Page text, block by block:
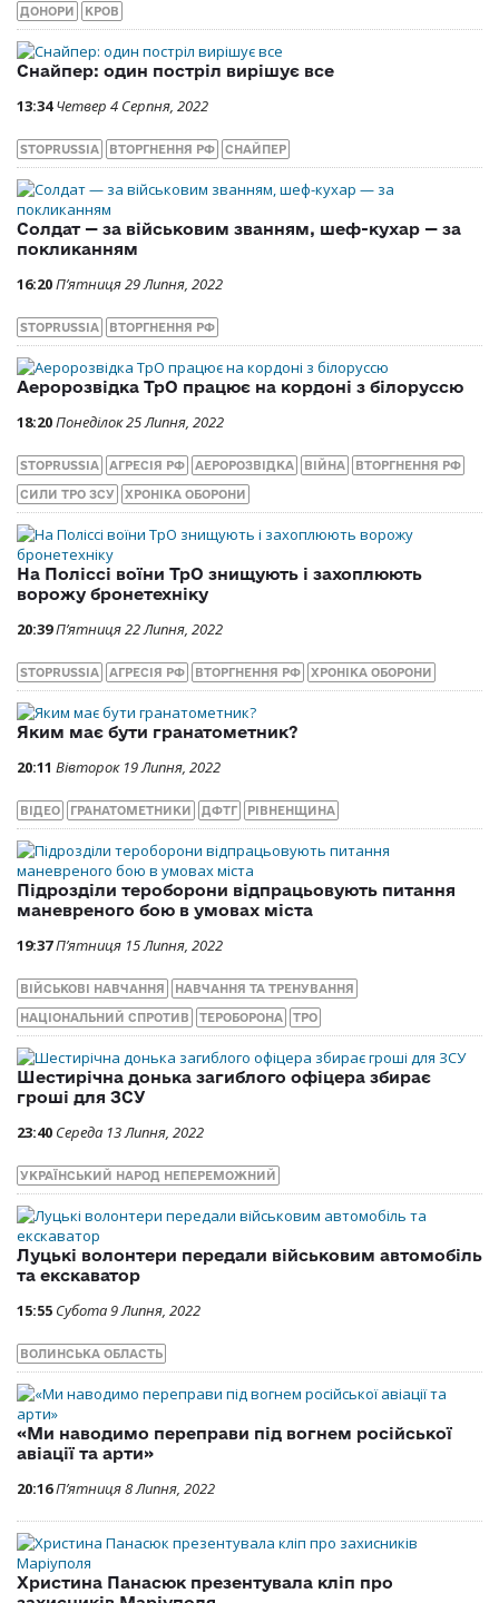
ДОНОРИ КРОВ
Снайпер: один постріл вирішує все
13:34 Четвер 4 Серпня, 2022
STOPRUSSIA ВТОРГНЕННЯ РФ СНАЙПЕР
Солдат — за військовим званням, шеф-кухар — за
покликанням
16:20П’ятниця 29 Липня, 2022
STOPRUSSIA ВТОРГНЕННЯ РФ
Аеророзвідка ТрО працює на кордоні з білоруссю
18:20Понеділок 25 Липня, 2022
STOPRUSSIA АГРЕСІЯ РФ АЕРОРОЗВІДКА ВІЙНА ВТОРГНЕННЯ РФ
СИЛИ ТРО ЗСУ ХРОНІКА ОБОРОНИ
На Поліссі воїни ТрО знищують і захоплюють
ворожу бронетехніку
20:39П’ятниця 22 Липня, 2022
STOPRUSSIA АГРЕСІЯ РФ ВТОРГНЕННЯ РФ ХРОНІКА ОБОРОНИ
Яким має бути гранатометник?
20:11 Вівторок 19 Липня, 2022
ВІДЕО ГРАНАТОМЕТНИКИ ДФТГ РІВНЕНЩИНА
Підрозділи тероборони відпрацьовують питання
маневреного бою в умовах міста
19:37П’ятниця 15 Липня, 2022
ВІЙСЬКОВІ НАВЧАННЯ НАВЧАННЯ ТА ТРЕНУВАННЯ
НАЦІОНАЛЬНИЙ СПРОТИВ ТЕРОБОРОНА ТРО
Шестирічна донька загиблого офіцера збирає
гроші для ЗСУ
23:40 Середа 13 Липня, 2022
УКРАЇНСЬКИЙ НАРОД НЕПЕРЕМОЖНИЙ
Луцькі волонтери передали військовим автомобіль
та екскаватор
15:55 Субота 9 Липня, 2022
ВОЛИНСЬКА ОБЛАСТЬ
«Ми наводимо переправи під вогнем російської
авіації та арти»
20:16П’ятниця 8 Липня, 2022
Христина Панасюк презентувала кліп про